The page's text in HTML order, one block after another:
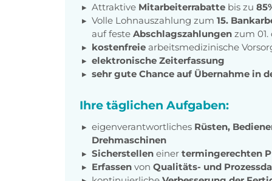
Attraktive Mitarbeiterrabatte bis zu
Volle Lohnauszahlung zum 15.
auf feste Abschlagszahlungen zum 01.
kostenfreie arbeitsmedizinische
elektronische Zeiterfassung
sehr gute Chance auf Übernahme in
Ihre täglichen Aufgaben:
eigenverantwortliches Rüsten,
Drehmaschinen
Sicherstellen einer termingerechten
Erfassen von Qualitäts- und